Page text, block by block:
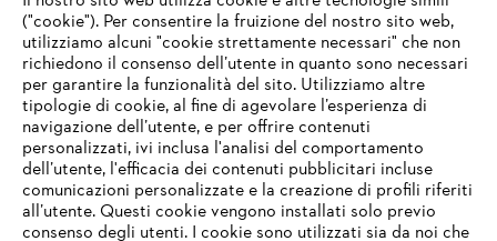
L’azienda
("cookie"). Per consentire la fruizione del nostro sito web,
utilizziamo alcuni "cookie strettamente necessari" che non
richiedono il consenso dell’utente in quanto sono necessari
per garantire la funzionalità del sito. Utilizziamo altre
tipologie di cookie, al fine di agevolare l’esperienza di
navigazione dell’utente, e per offrire contenuti
personalizzati, ivi inclusa l'analisi del comportamento
dell’utente, l'efficacia dei contenuti pubblicitari incluse
comunicazioni personalizzate e la creazione di profili riferiti
all’utente. Questi cookie vengono installati solo previo
consenso degli utenti. I cookie sono utilizzati sia da noi che